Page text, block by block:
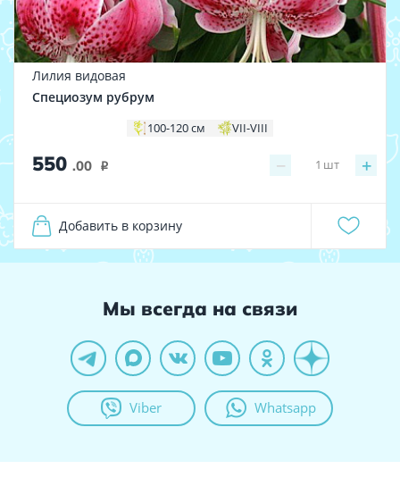
Лилия видовая
Специозум рубрум
100-120 см VII-VIII
550 .00 i − +
1 шт
Добавить в корзину
Мы всегда на связи
Viber Whatsapp